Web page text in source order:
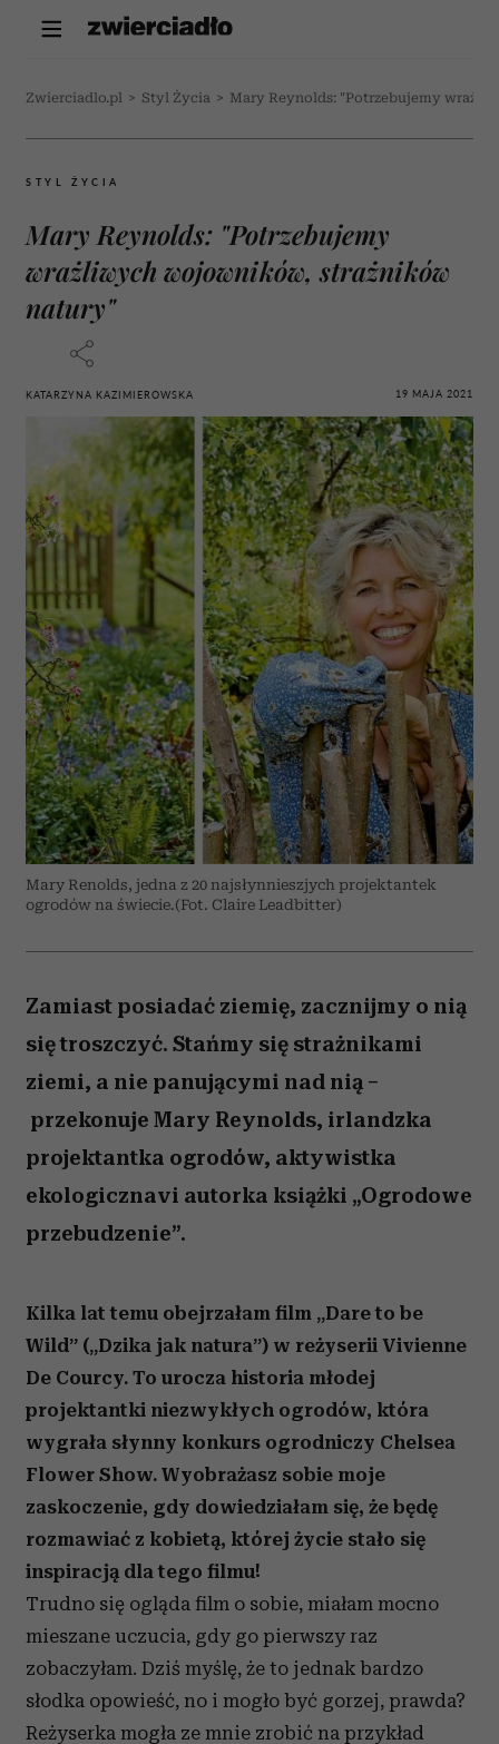
Zwierciadlo.pl > Styl Życia > Mary Reynolds: "Potrzebujemy
STYL ŻYCIA
Mary Reynolds: "Potrzebujemy
wrażliwych wojowników, strażników
natury"
KATARZYNA KAZIMIEROWSKA 19 MAJA 2021
Mary Renolds, jedna z 20 najsłynnieszjych projektantek
ogrodów na świecie.(Fot. Claire Leadbitter)
Zamiast posiadać ziemię, zacznijmy o nią
się troszczyć. Stańmy się strażnikami
ziemi, a nie panującymi nad nią –
przekonuje Mary Reynolds, irlandzka
projektantka ogrodów, aktywistka
ekologicznavi autorka książki „Ogrodowe
przebudzenie”.
Kilka lat temu obejrzałam film „Dare to be
Wild” („Dzika jak natura”) w reżyserii Vivienne
De Courcy. To urocza historia młodej
projektantki niezwykłych ogrodów, która
wygrała słynny konkurs ogrodniczy Chelsea
Flower Show. Wyobrażasz sobie moje
zaskoczenie, gdy dowiedziałam się, że będę
rozmawiać z kobietą, której życie stało się
inspiracją dla tego filmu!
Trudno się ogląda film o sobie, miałam mocno
mieszane uczucia, gdy go pierwszy raz
zobaczyłam. Dziś myślę, że to jednak bardzo
słodka opowieść, no i mogło być gorzej, prawda?
Reżyserka mogła ze mnie zrobić na przykład